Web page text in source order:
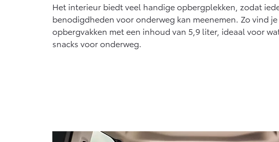
Het interieur biedt veel handige opbergplekken, zodat
benodigdheden voor onderweg kan meenemen. Zo vind
opbergvakken met een inhoud van 5,9 liter, ideaal voor
snacks voor onderweg.